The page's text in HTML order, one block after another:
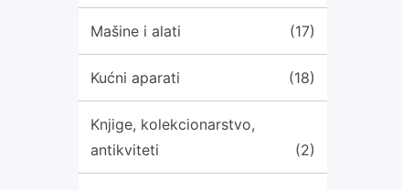
Mašine i alati (17)
Kućni aparati (18)
Knjige, kolekcionarstvo,
antikviteti
(2)